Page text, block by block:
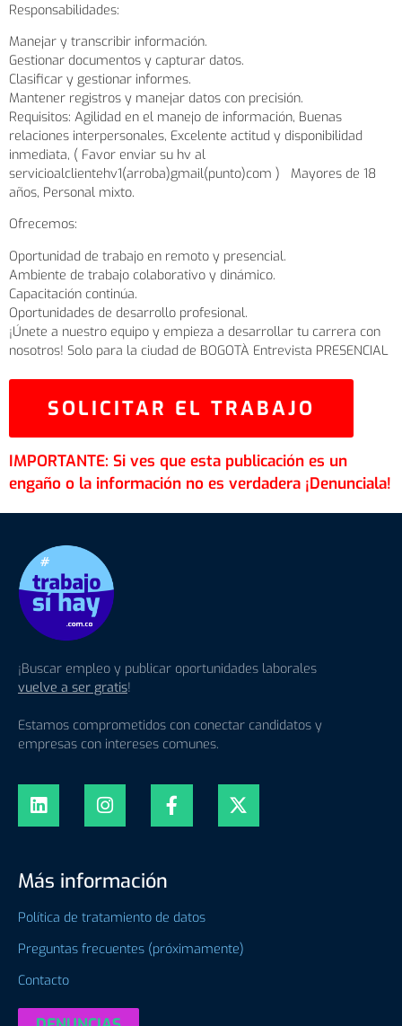
Responsabilidades:
Manejar y transcribir información.
Gestionar documentos y capturar datos.
Clasificar y gestionar informes.
Mantener registros y manejar datos con precisión.
Requisitos: Agilidad en el manejo de información, Buenas
relaciones interpersonales, Excelente actitud y disponibilidad
inmediata, ( Favor enviar su hv al
servicioalclientehv1(arroba)gmail(punto)com ) Mayores de 18
años, Personal mixto.
Ofrecemos:
Oportunidad de trabajo en remoto y presencial.
Ambiente de trabajo colaborativo y dinámico.
Capacitación continúa.
Oportunidades de desarrollo profesional.
¡Únete a nuestro equipo y empieza a desarrollar tu carrera con
nosotros! Solo para la ciudad de BOGOTÀ Entrevista PRESENCIAL
¡Buscar empleo y publicar oportunidades laborales
vuelve a ser gratis!
Estamos comprometidos con conectar candidatos y
empresas con intereses comunes.
Más información
Política de tratamiento de datos
Preguntas frecuentes (próximamente)
Contacto